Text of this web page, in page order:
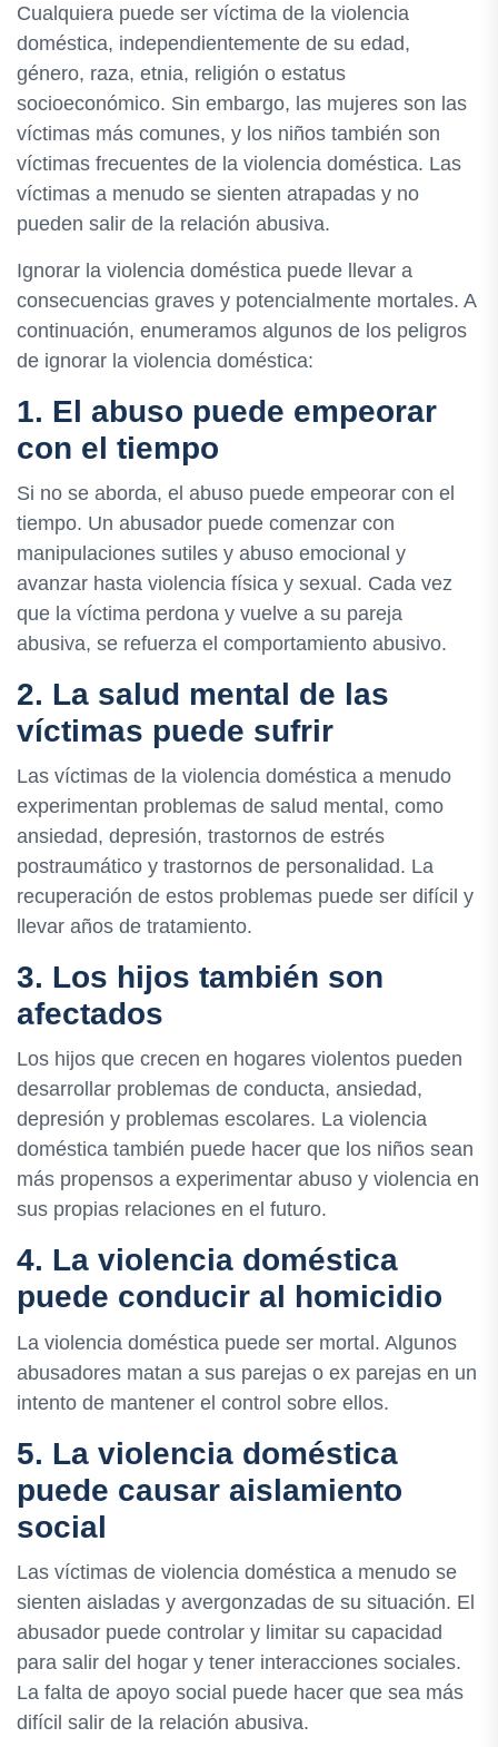
Cualquiera puede ser víctima de la violencia
doméstica, independientemente de su edad,
género, raza, etnia, religión o estatus
socioeconómico. Sin embargo, las mujeres son las
víctimas más comunes, y los niños también son
víctimas frecuentes de la violencia doméstica. Las
víctimas a menudo se sienten atrapadas y no
pueden salir de la relación abusiva.
Ignorar la violencia doméstica puede llevar a
consecuencias graves y potencialmente mortales. A
continuación, enumeramos algunos de los peligros
de ignorar la violencia doméstica:
1. El abuso puede empeorar
con el tiempo
Si no se aborda, el abuso puede empeorar con el
tiempo. Un abusador puede comenzar con
manipulaciones sutiles y abuso emocional y
avanzar hasta violencia física y sexual. Cada vez
que la víctima perdona y vuelve a su pareja
abusiva, se refuerza el comportamiento abusivo.
2. La salud mental de las
víctimas puede sufrir
Las víctimas de la violencia doméstica a menudo
experimentan problemas de salud mental, como
ansiedad, depresión, trastornos de estrés
postraumático y trastornos de personalidad. La
recuperación de estos problemas puede ser difícil y
llevar años de tratamiento.
3. Los hijos también son
afectados
Los hijos que crecen en hogares violentos pueden
desarrollar problemas de conducta, ansiedad,
depresión y problemas escolares. La violencia
doméstica también puede hacer que los niños sean
más propensos a experimentar abuso y violencia en
sus propias relaciones en el futuro.
4. La violencia doméstica
puede conducir al homicidio
La violencia doméstica puede ser mortal. Algunos
abusadores matan a sus parejas o ex parejas en un
intento de mantener el control sobre ellos.
5. La violencia doméstica
puede causar aislamiento
social
Las víctimas de violencia doméstica a menudo se
sienten aisladas y avergonzadas de su situación. El
abusador puede controlar y limitar su capacidad
para salir del hogar y tener interacciones sociales.
La falta de apoyo social puede hacer que sea más
difícil salir de la relación abusiva.